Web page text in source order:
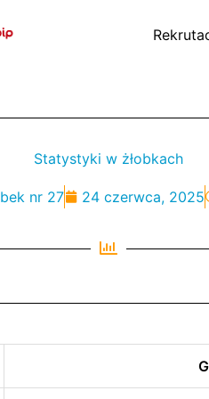
Statystyki w żłobkach
nr 27 24 czerwca, 2025